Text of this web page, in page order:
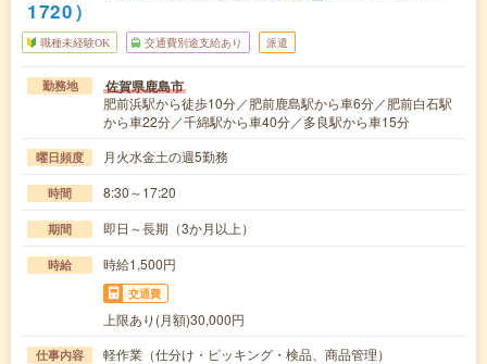
1720）
職種未経験OK 交通費別途支給あり 派遣
勤務地 佐賀県鹿島市
肥前浜駅から徒歩10分／肥前鹿島駅から車6分／肥前白石駅
から車22分／千綿駅から車40分／多良駅から車15分
曜日頻度 月火水金土の週5勤務
時間 8:30～17:20
期間 即日～長期（3か月以上）
時給 時給1,500円
交通費
上限あり(月額)30,000円
仕事内容
軽作業（仕分け・ピッキング・検品、商品管理）